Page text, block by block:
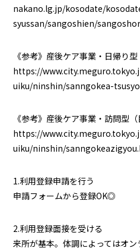
nakano.lg.jp/kosodate/
syussan/sangoshien/
《参考》産後ケア事業・日帰り型
https://
uiku/ninshin/sanngokea-
《参考》産後ケア事業・訪問型（
https://
uiku/ninshin/
1.利用登録申請を行う
申請フォームから登録OK◎
2.利用登録面接を受ける
来所が基本。体調によってはオ